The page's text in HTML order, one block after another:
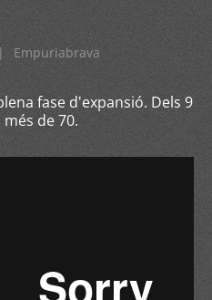
| Empuriabrava
fase d'expansió. Dels 9
de 70.